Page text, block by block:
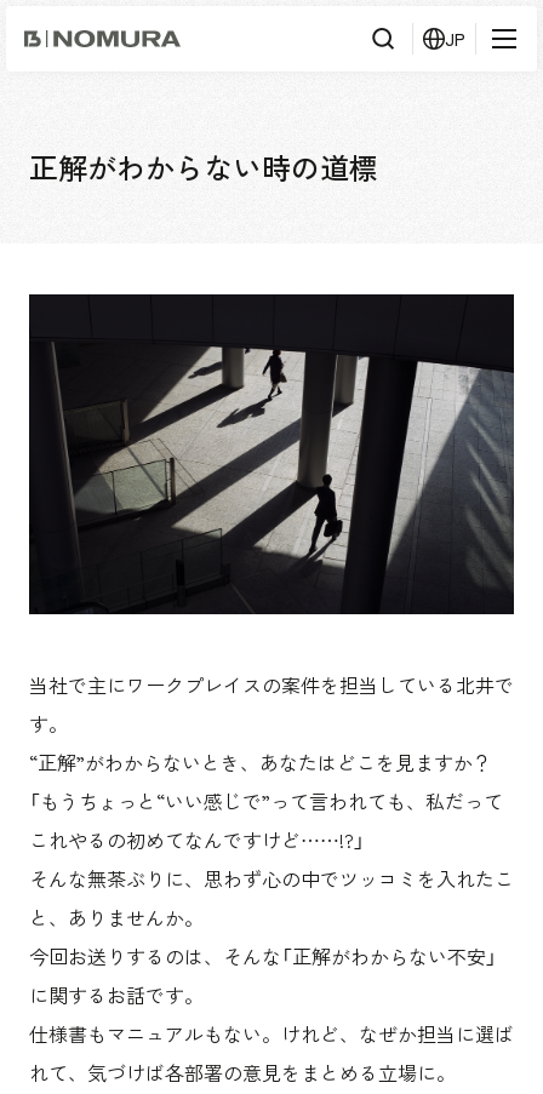
乃
村
工
JP
事業内容
トップメッセージ
ソーシャルグッド
会社概要・アクセス
役員構成・組織図
拠点一覧
グループ会社
実績紹介
実績紹介TOP
アーバン & リテール
ホスピタリティ
コーポレート
採用情報
採用情報TOP
キャリア採用
よくあるご質問
協力会社様専用ページ
乃村工藝社の最新ニュースをお届けしております
乃村工藝社の実績紹介を中心に発信しております
空間づくりのプロセスをお届けしております
正解がわからない時の道標
当社で主にワークプレイスの案件を担当している北井で
す。
“正解”がわからないとき、あなたはどこを見ますか？
「もうちょっと“いい感じで”って言われても、私だって
これやるの初めてなんですけど……!?」
そんな無茶ぶりに、思わず心の中でツッコミを入れたこ
と、ありませんか。
今回お送りするのは、そんな「正解がわからない不安」
に関するお話です。
仕様書もマニュアルもない。けれど、なぜか担当に選ば
れて、気づけば各部署の意見をまとめる立場に。